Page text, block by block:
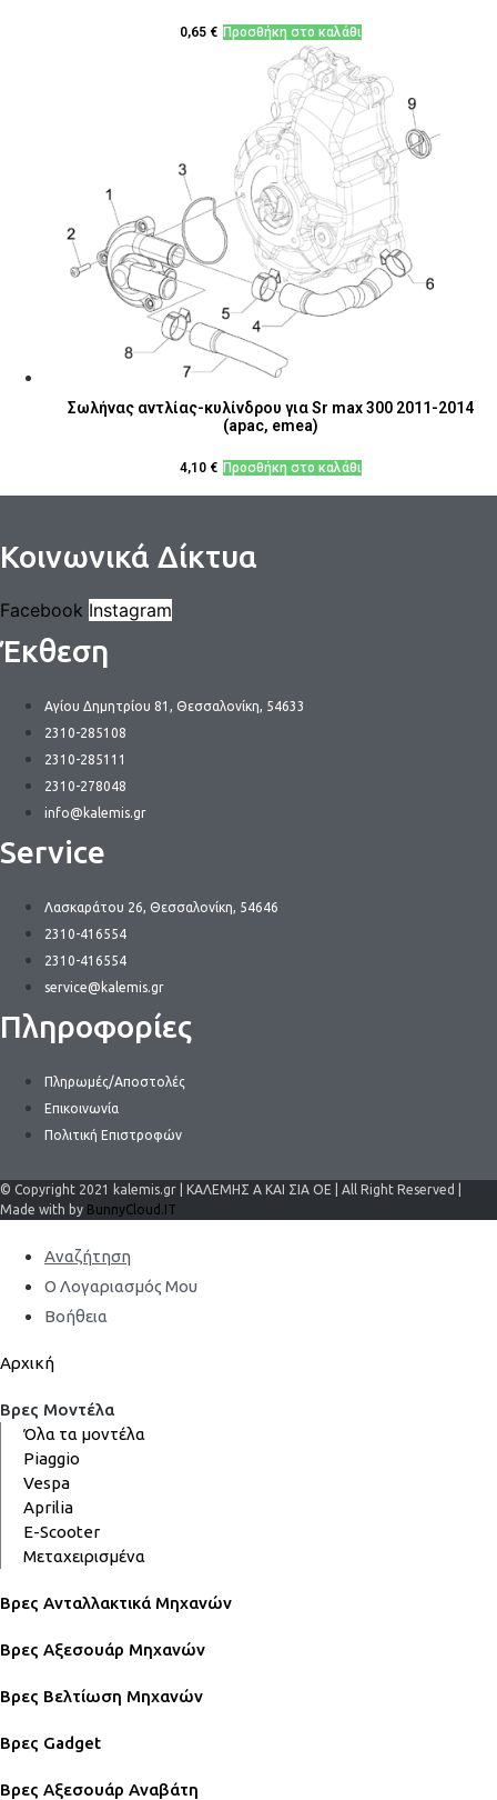
0,65 € Προσθήκη στο καλάθι
Σωλήνας αντλίας-κυλίνδρου για Sr max 300 2011-2014
(apac, emea)
4,10 € Προσθήκη στο καλάθι
Κοινωνικά Δίκτυα
Facebook Instagram
Έκθεση
Αγίου Δημητρίου 81, Θεσσαλονίκη, 54633
2310-285108
2310-285111
2310-278048
info@kalemis.gr
Service
Λασκαράτου 26, Θεσσαλονίκη, 54646
2310-416554
2310-416554
service@kalemis.gr
Πληροφορίες
Πληρωμές/Αποστολές
Επικοινωνία
Πολιτική Επιστροφών
© Copyright 2021 kalemis.gr | ΚΑΛΕΜΗΣ Α ΚΑΙ ΣΙΑ ΟΕ | All Right Reserved |
Made with by BunnyCloud.IT
Αναζήτηση
Ο Λογαριασμός Μου
Βοήθεια
Αρχική
Βρες Μοντέλα
Όλα τα μοντέλα
Piaggio
Vespa
Aprilia
E-Scooter
Μεταχειρισμένα
Βρες Ανταλλακτικά Μηχανών
Βρες Αξεσουάρ Μηχανών
Βρες Βελτίωση Μηχανών
Βρες Gadget
Βρες Αξεσουάρ Αναβάτη